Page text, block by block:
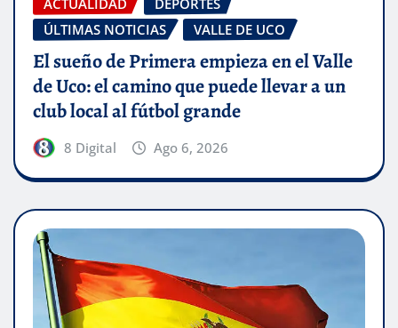
ÚLTIMAS NOTICIAS
VALLE DE UCO
El sueño de Primera empieza en el Valle
de Uco: el camino que puede llevar a un
club local al fútbol grande
8 Digital Ago 6, 2026